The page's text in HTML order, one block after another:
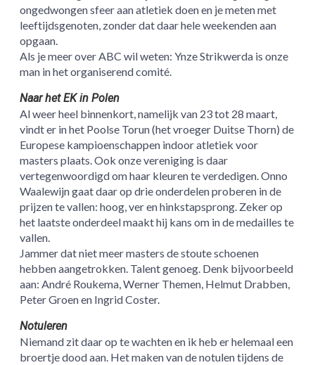
ongedwongen sfeer aan atletiek doen en je meten met
leeftijdsgenoten, zonder dat daar hele weekenden aan
opgaan.
Als je meer over ABC wil weten: Ynze Strikwerda is onze
man in het organiserend comité.
Naar het EK in Polen
Al weer heel binnenkort, namelijk van 23 tot 28 maart,
vindt er in het Poolse Torun (het vroeger Duitse Thorn) de
Europese kampioenschappen indoor atletiek voor
masters plaats. Ook onze vereniging is daar
vertegenwoordigd om haar kleuren te verdedigen. Onno
Waalewijn gaat daar op drie onderdelen proberen in de
prijzen te vallen: hoog, ver en hinkstapsprong. Zeker op
het laatste onderdeel maakt hij kans om in de medailles te
vallen.
Jammer dat niet meer masters de stoute schoenen
hebben aangetrokken. Talent genoeg. Denk bijvoorbeeld
aan: André Roukema, Werner Themen, Helmut Drabben,
Peter Groen en Ingrid Coster.
Notuleren
Niemand zit daar op te wachten en ik heb er helemaal een
broertje dood aan. Het maken van de notulen tijdens de